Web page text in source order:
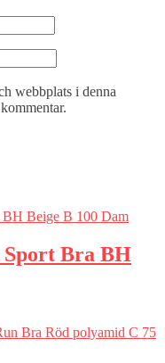
webbplats i denna
Sport Bra BH